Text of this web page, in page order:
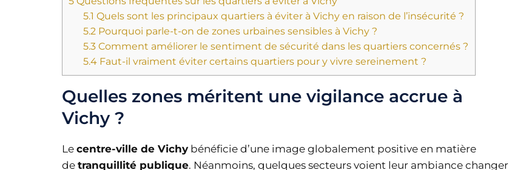
5.1 Quels sont les principaux quartiers à éviter à Vichy en raison de l’insécurité ?
5.2 Pourquoi parle-t-on de zones urbaines sensibles à Vichy ?
5.3 Comment améliorer le sentiment de sécurité dans les quartiers concernés ?
5.4 Faut-il vraiment éviter certains quartiers pour y vivre sereinement ?
Quelles zones méritent une vigilance accrue à
Vichy ?
Le centre-ville de Vichy bénéficie d’une image globalement positive en matière
de tranquillité publique. Néanmoins, quelques secteurs voient leur ambiance changer